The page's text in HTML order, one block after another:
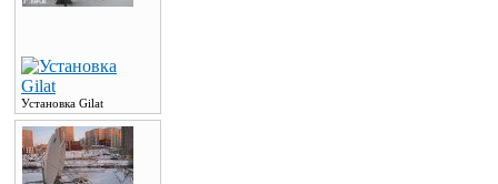
Установка Gilat